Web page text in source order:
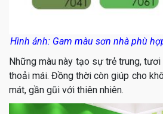
Hình ảnh: Gam màu sơn nhà phù
Những màu này tạo sự trẻ trung,
thoải mái. Đồng thời còn giúp cho
mát, gần gũi với thiên nhiên.